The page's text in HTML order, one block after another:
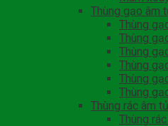
Thùng gạo âm
Thùng
Thùng
Thùng
Thùng
Thùng
Thùng
Thùng rác âm tủ
Thùng